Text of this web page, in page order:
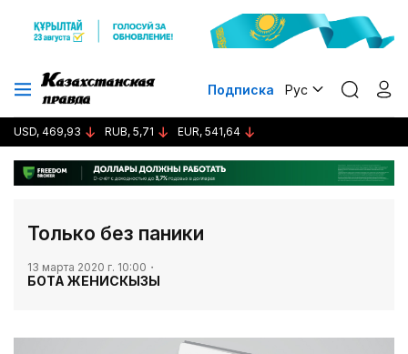
Подписка Рус
USD, 469,93 RUB, 5,71 EUR, 541,64
Только без паники
13 марта 2020 г. 10:00
БОТА ЖЕНИСКЫЗЫ